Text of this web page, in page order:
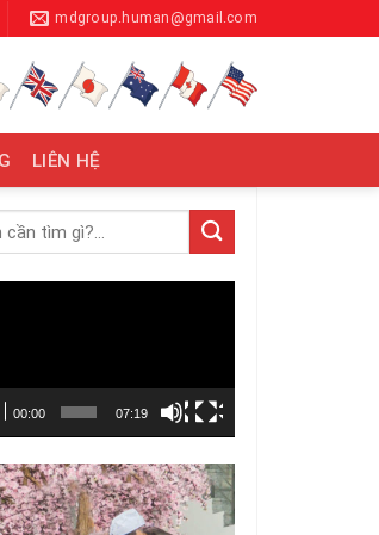
mdgroup.human@gmail.com
LIÊN HỆ
00:00 07:19